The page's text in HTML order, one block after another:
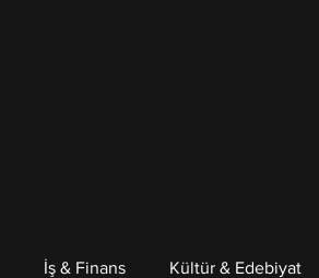
İş & Finans Kültür & Edebiyat